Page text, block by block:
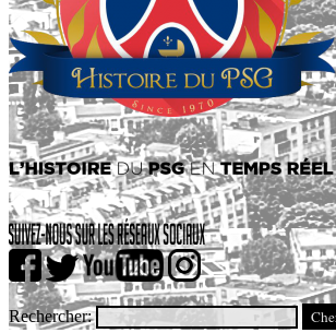
Rechercher: